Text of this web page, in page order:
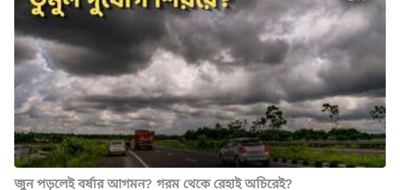
জুন পড়লেই বর্ষার আগমন? গরম থেকে রেহাই অচিরেই?